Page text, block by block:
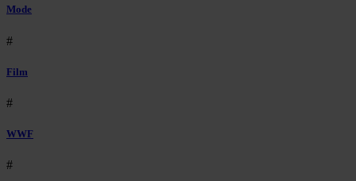
Mode
#
Film
#
WWF
#